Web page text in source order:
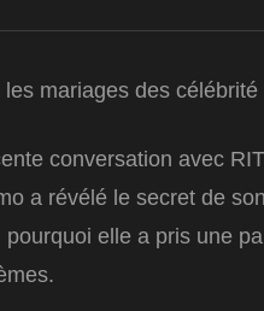
mariages des
conversation avec
a révélé le secret de
elle a pris une